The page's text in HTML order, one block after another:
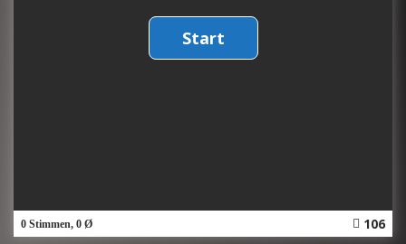
0 Stimmen, 0 Ø 106